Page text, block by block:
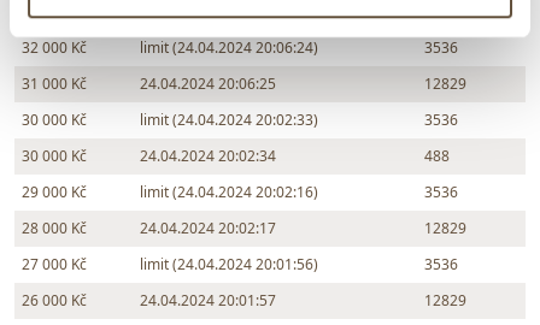
33 000 Kč
24.04.2024 20:06:52
2405
32 000 Kč
limit (24.04.2024 20:06:24)
3536
31 000 Kč
24.04.2024 20:06:25
12829
30 000 Kč
limit (24.04.2024 20:02:33)
3536
30 000 Kč
24.04.2024 20:02:34
488
29 000 Kč
limit (24.04.2024 20:02:16)
3536
28 000 Kč
24.04.2024 20:02:17
12829
27 000 Kč
limit (24.04.2024 20:01:56)
3536
26 000 Kč
24.04.2024 20:01:57
12829